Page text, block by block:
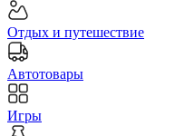
Отдых и путешествие
Автотовары
Игры